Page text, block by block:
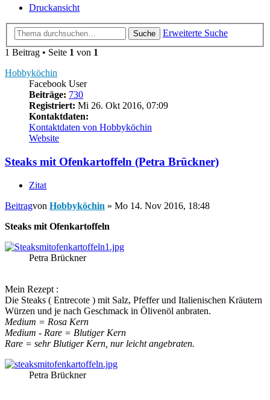
Druckansicht
Suche
Erweiterte Suche
1 Beitrag • Seite 1 von 1
Hobbyköchin
Facebook User
Beiträge: 730
Registriert: Mi 26. Okt 2016, 07:09
Kontaktdaten:
Kontaktdaten von Hobbyköchin
Website
Steaks mit Ofenkartoffeln (Petra Brückner)
Zitat
Beitragvon Hobbyköchin » Mo 14. Nov 2016, 18:48
Steaks mit Ofenkartoffeln
Petra Brückner
Mein Rezept :
Die Steaks ( Entrecote ) mit Salz, Pfeffer und Italienischen Kräutern
Würzen und je nach Geschmack in Ölivenöl anbraten.
Medium = Rosa Kern
Medium - Rare = Blutiger Kern
Rare = sehr Blutiger Kern, nur leicht angebraten.
Petra Brückner